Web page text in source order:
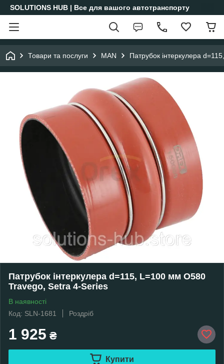
SOLUTIONS HUB | Все для вашого автотранспорту
Товари та послуги MAN Патрубок інтеркулера
Патрубок інтеркулера d=115, L=100 мм O580
Travego, Setra 4-Series
В наявності
Код: SLN-1681
Роздріб
1 925 ₴
Купити